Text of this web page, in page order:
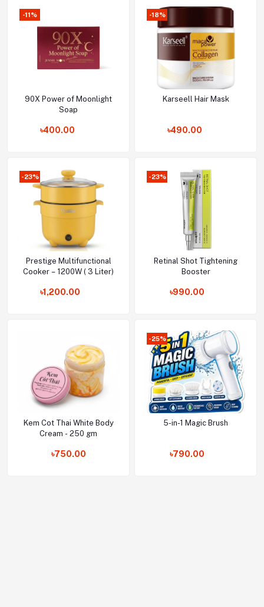
-11%
Add to cart
90X Power of Moonlight
Soap
৳400.00
-18%
Add to cart
Karseell Hair Mask
৳490.00
-23%
Add to cart
Prestige Multifunctional
Cooker – 1200W ( 3 Liter)
৳1,200.00
-23%
Add to cart
Retinal Shot Tightening
Booster
৳990.00
Add to cart
Kem Cot Thai White Body
Cream - 250 gm
৳750.00
-25%
Add to cart
5-in-1 Magic Brush
৳790.00